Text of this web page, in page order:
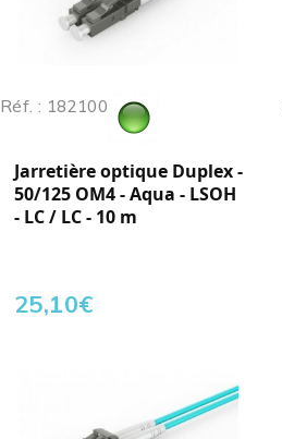
Réf. : 182100
Jarretière optique Duplex -
50/125 OM4 - Aqua - LSOH
- LC / LC - 10 m
25,10€